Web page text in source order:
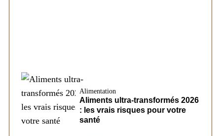
Alimentation
Aliments ultra-transformés 2026
: les vrais risques pour votre
santé